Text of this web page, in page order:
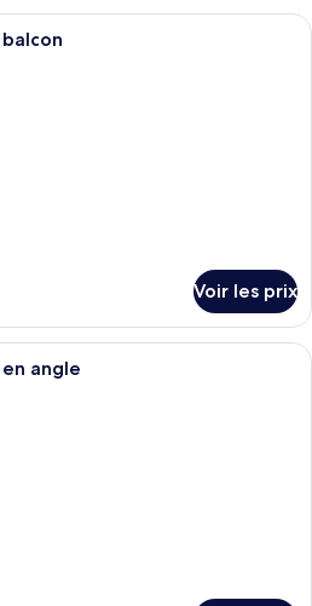
Une chambre d’hôtel avec un
Voir les prix
Une chambre d’hôtel avec un lit, un
angle